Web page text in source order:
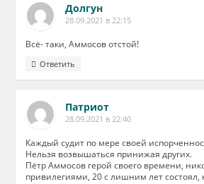
Долгун
28.09.2021 в 22:15
Всё- таки, Аммосов отстой!
Ответить
Патриот
28.09.2021 в 22:40
Каждый судит по мере своей
Нельзя возвышаться принижая других.
Пётр Аммосов герой своего времени,
привилегиями, 20 с лишним лет состоял,